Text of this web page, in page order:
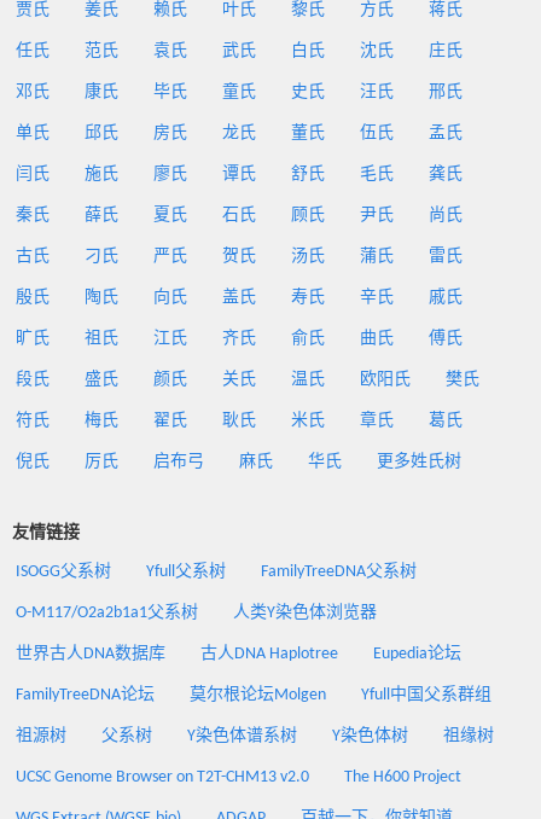
贾氏 姜氏 赖氏 叶氏 黎氏 方氏 蒋氏
任氏 范氏 袁氏 武氏 白氏 沈氏 庄氏
邓氏 康氏 毕氏 童氏 史氏 汪氏 邢氏
单氏 邱氏 房氏 龙氏 董氏 伍氏 孟氏
闫氏 施氏 廖氏 谭氏 舒氏 毛氏 龚氏
秦氏 薛氏 夏氏 石氏 顾氏 尹氏 尚氏
古氏 刁氏 严氏 贺氏 汤氏 蒲氏 雷氏
殷氏 陶氏 向氏 盖氏 寿氏 辛氏 戚氏
旷氏 祖氏 江氏 齐氏 俞氏 曲氏 傅氏
段氏 盛氏 颜氏 关氏 温氏 欧阳氏 樊氏
符氏 梅氏 翟氏 耿氏 米氏 章氏 葛氏
倪氏 厉氏 启布弓 麻氏 华氏 更多姓氏树
友情链接
ISOGG父系树 Yfull父系树 FamilyTreeDNA父系树
O-M117/O2a2b1a1父系树 人类Y染色体浏览器
世界古人DNA数据库 古人DNA Haplotree Eupedia论坛
FamilyTreeDNA论坛 莫尔根论坛Molgen Yfull中国父系群组
祖源树 父系树 Y染色体谱系树 Y染色体树 祖缘树
UCSC Genome Browser on T2T-CHM13 v2.0 The H600 Project